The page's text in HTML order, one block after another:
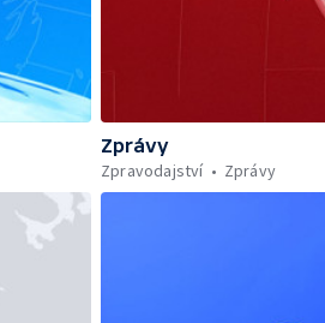
Zprávy
Zpravodajství
Zprávy